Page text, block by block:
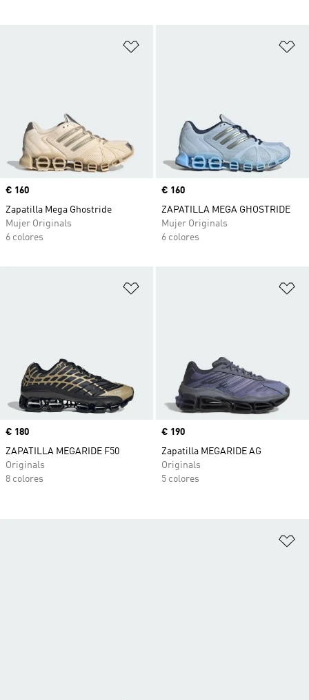
Precio
€ 160
Zapatilla Mega Ghostride
Mujer Originals
6 colores
Precio
€ 160
ZAPATILLA MEGA GHOSTRIDE
Mujer Originals
6 colores
Precio
€ 180
ZAPATILLA MEGARIDE F50
Originals
8 colores
Precio
€ 190
Zapatilla MEGARIDE AG
Originals
5 colores